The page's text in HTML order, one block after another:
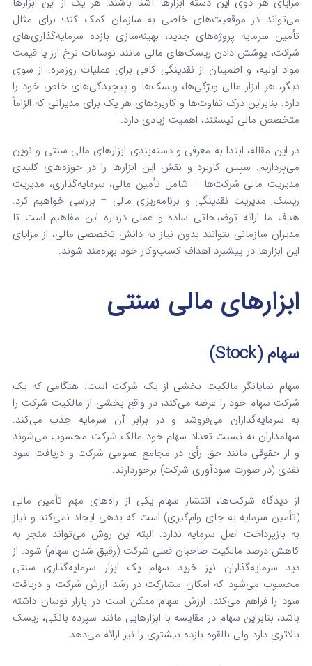
می‌تواند در موقعیت‌های خاصی به سازمان کمک کند؛ برای مثال
تأمین سرمایه پروژه‌های جدید، بهینه‌سازی بازده سرمایه‌گذاری‌های
شرکت، پوشش دادن ریسک‌های مالی مانند نوسانات نرخ ارز یا قیمت
مواد اولیه، و اطمینان از نقدینگی کافی برای عملیات روزمره. از سوی
دیگر، هر ابزار مالی ویژگی‌ها، ریسک‌ها و پیچیدگی‌های خاص خود را
دارد. بنابراین درک تفاوت‌ها و کاربردهای هر یک برای مدیرانی که الزاماً
متخصص مالی نیستند، اهمیت زیادی دارد.
در این مقاله، ابتدا به معرفی و دسته‌بندی ابزارهای مالی سنتی و نوین
می‌پردازیم. سپس کاربرد و نقش این ابزارها را در حوزه‌های کلیدی
مدیریت مالی شرکت‌ها – شامل تأمین مالی، سرمایه‌گذاری، مدیریت
ریسک, مدیریت نقدینگی و برنامه‌ریزی مالی – بررسی خواهیم کرد.
هدف ما ارائه توضیحاتی ساده و عملی درباره این مفاهیم است تا
مدیران سازمانی بتوانند بدون نیاز به دانش تخصصی مالی، از مزایای
این ابزارها در پیشبرد اهداف کسب‌وکار خود بهره‌مند شوند.
ابزارهای مالی سنتی
سهام (Stock)
سهام نمایانگر مالکیت بخشی از یک شرکت است. هنگامی که یک
شرکت سهام خود را عرضه می‌کند، در واقع بخشی از مالکیت شرکت را
به سرمایه‌گذاران می‌فروشد و در برابر آن سرمایه جذب می‌کند.
سهامداران به نسبت تعداد سهام خود مالک شرکت محسوب می‌شوند
و از حقوقی مانند حق رأی در مجامع عمومی شرکت و دریافت سود
نقدی (در صورت سودآوری شرکت) برخوردارند.
از دیدگاه شرکت‌ها، انتشار سهام یکی از راه‌های مهم تأمین مالی
(تأمین سرمایه به جای وام‌گیری) است که بدهی ایجاد نمی‌کند و نیاز
به بازپرداخت اصل سرمایه ندارد. البته این روش می‌تواند منجر به
کاهش درصد مالکیت صاحبان فعلی شرکت (رقیق شدن سهام) شود. از
دید سرمایه‌گذاران نیز خرید سهام یک ابزار سرمایه‌گذاری سنتی
محسوب می‌شود که امکان مشارکت در رشد ارزش شرکت و دریافت
سود را فراهم می‌کند. ارزش سهام ممکن است در بازار نوسان داشته
باشد، بنابراین سهام در مقایسه با ابزارهایی مانند سپرده بانکی، ریسک
بالاتری دارد ولی بالقوه بازده بیشتری را نیز ارائه می‌دهد.